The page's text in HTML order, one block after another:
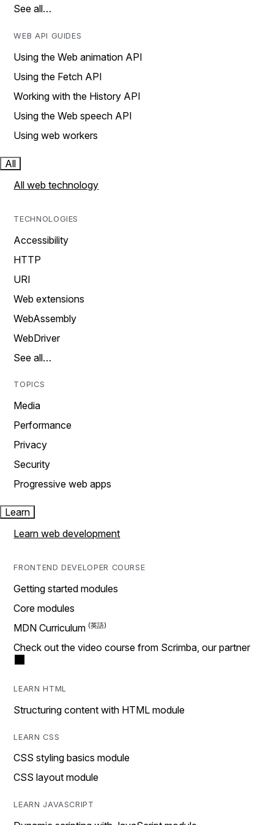
See all…
WEB API GUIDES
Using the Web animation API
Using the Fetch API
Working with the History API
Using the Web speech API
Using web workers
All
All web technology
TECHNOLOGIES
Accessibility
HTTP
URI
Web extensions
WebAssembly
WebDriver
See all…
TOPICS
Media
Performance
Privacy
Security
Progressive web apps
Learn
Learn web development
FRONTEND DEVELOPER COURSE
Getting started modules
Core modules
MDN Curriculum
Check out the video course from Scrimba, our partner
LEARN HTML
Structuring content with HTML module
LEARN CSS
CSS styling basics module
CSS layout module
LEARN JAVASCRIPT